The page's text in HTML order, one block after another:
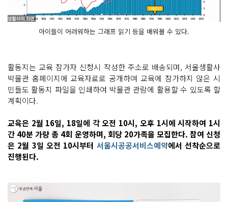
아이들이 어려워하는 그래프 읽기 등을 배워볼 수 있다.
활동지는 교육 참가자 신청시 작성한 주소로 배송되며, 서울생활사
박물관 홈페이지에 교육자료로 공개하여 교육에 참가하지 않은 시
민들도 활동지 파일을 인쇄하여 박물관 관람에 활용할 수 있도록 할
계획이다.
교육은 2월 16일, 18일에 각 오전 10시, 오후 1시에 시작하여 1시
간 40분 가량 총 4회 운영하며, 회당 20가족을 모집한다. 참여 신청
은 2월 3일 오전 10시부터 서울시공공서비스예약에서 선착순으로
진행된다.